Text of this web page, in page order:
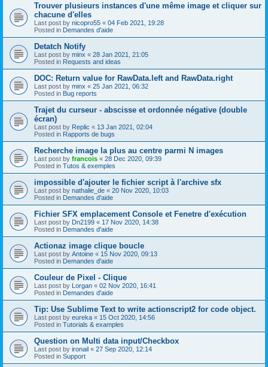
Trouver plusieurs instances d'une même image et cliquer sur
chacune d'elles
Last post by nicopro55 « 04 Feb 2021, 19:28
Posted in Demandes d'aide
Detatch Notify
Last post by minx « 28 Jan 2021, 21:05
Posted in Requests and ideas
DOC: Return value for RawData.left and RawData.right
Last post by minx « 25 Jan 2021, 06:32
Posted in Bug reports
Trajet du curseur - abscisse et ordonnée négative (double
écran)
Last post by Replic « 13 Jan 2021, 02:04
Posted in Rapports de bugs
Recherche image la plus au centre parmi N images
Last post by francois « 28 Dec 2020, 09:39
Posted in Tutos & exemples
impossible d'ajouter le fichier script à l'archive sfx
Last post by nathalie_de « 20 Nov 2020, 10:03
Posted in Demandes d'aide
Fichier SFX emplacement Console et Fenetre d'exécution
Last post by Dn2199 « 17 Nov 2020, 14:38
Posted in Demandes d'aide
Actionaz image clique boucle
Last post by Antoine « 15 Nov 2020, 09:13
Posted in Demandes d'aide
Couleur de Pixel - Clique
Last post by Lorgan « 02 Nov 2020, 16:41
Posted in Demandes d'aide
Tip: Use Sublime Text to write actionscript2 for code object.
Last post by eureka « 15 Oct 2020, 14:56
Posted in Tutorials & examples
Question on Multi data input/Checkbox
Last post by ironail « 27 Sep 2020, 12:14
Posted in Support